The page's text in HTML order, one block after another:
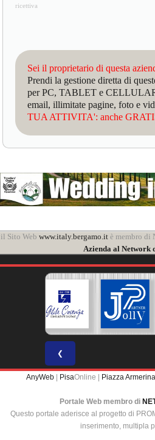
ricettiva
Sei il proprietario di questa
Prendi la gestione diretta di
per PC, TABLET e
email, illimitate pagine, foto e
TUA ATTIVITA': anche
il Sito Web www.italy.bergamo.it è membro di
Azienda al Network
❮
AnyWeb PisaOnline | Piazza Armerina
Portale Web membro di
Questo portale aderisce al progetto di
inserimento, multipla